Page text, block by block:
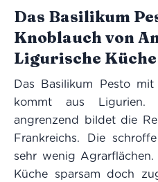
Das Basilikum
Knoblauch von
Ligurische Küche
Das Basilikum Pesto
kommt aus
angrenzend bildet die
Frankreichs. Die
sehr wenig
Küche sparsam doch